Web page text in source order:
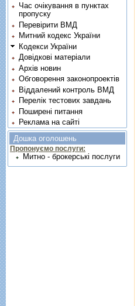
Час очікування в пунктах
пропуску
Перевірити ВМД
Митний кодекс України
Кодекси України
Довідкові матеріали
Архів новин
Обговорення законопроектів
Віддалений контроль ВМД
Перелік тестових завдань
Поширені питання
Реклама на сайті
Дошка оголошень
Пропонуємо послуги:
Митно - брокерські послуги